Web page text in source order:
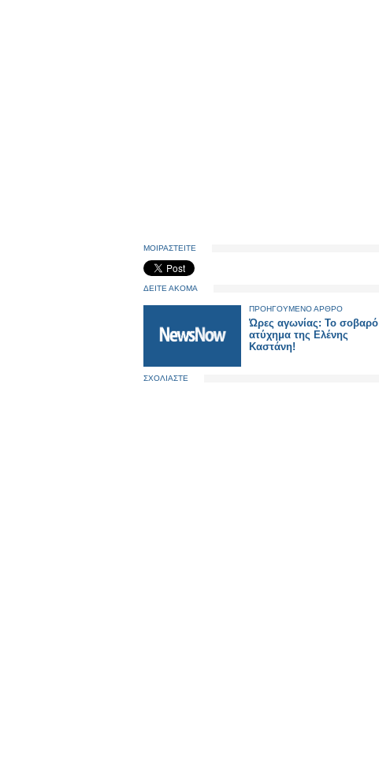
ΜΟΙΡΑΣΤΕΙΤΕ
ΔΕΙΤΕ ΑΚΟΜΑ
ΠΡΟΗΓΟΥΜΕΝΟ ΑΡΘΡΟ
Ώρες αγωνίας: Το σοβαρό
ατύχημα της Ελένης
Καστάνη!
ΣΧΟΛΙΑΣΤΕ